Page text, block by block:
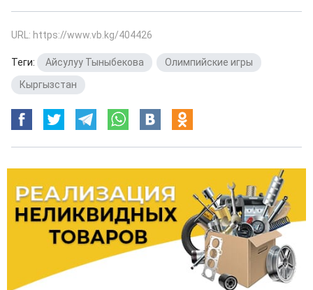
URL: https://www.vb.kg/404426
Теги: Айсулуу Тыныбекова Олимпийские игры
Кыргызстан